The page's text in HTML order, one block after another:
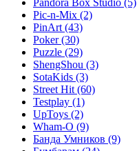
Pandora Box Studio (5)
Pic-n-Mix (2)
PinArt (43)
Poker(30)
Puzzle (29)
ShengShou (3)
SotaKids (3)
Street Hit (60)
Testplay (1)
UpToys (2)
Wham-O (9)
Банда Умников (9)